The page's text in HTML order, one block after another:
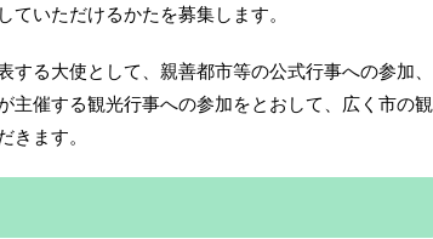
いただけるかたを募集します。
る大使として、親善都市等の公式行事への参加、
主催する観光行事への参加をとおして、広く市の観
ます。